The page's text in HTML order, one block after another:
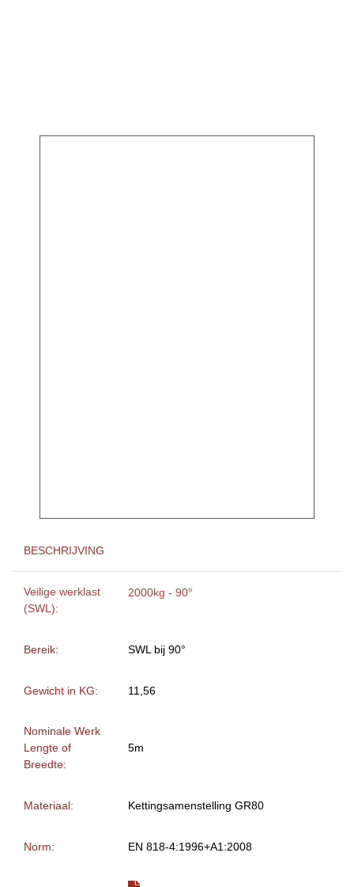
BESCHRIJVING
Veilige werklast
(SWL):
2000kg - 90°
Bereik: SWL bij 90°
Gewicht in KG: 11,56
Nominale Werk
Lengte of
Breedte:
5m
Materiaal: Kettingsamenstelling GR80
Norm: EN 818-4:1996+A1:2008